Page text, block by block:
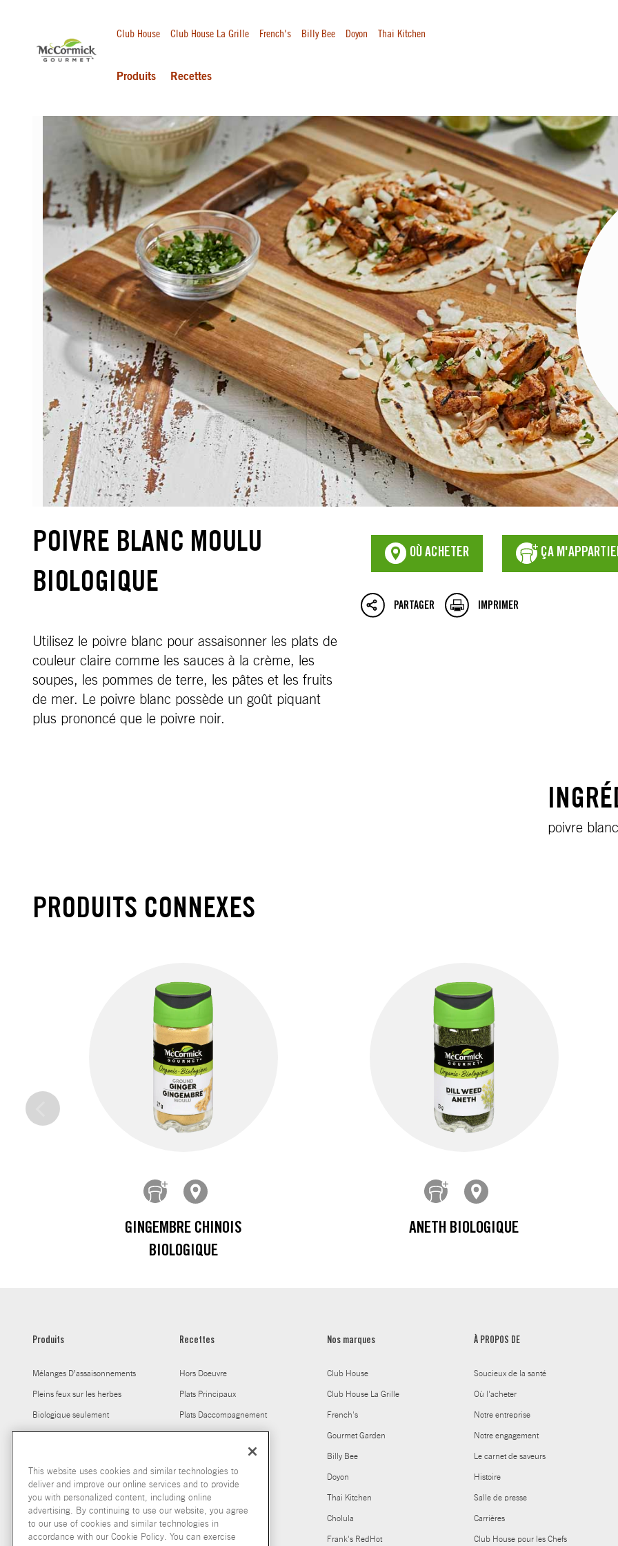
Club House Club House La Grille French's Billy Bee Doyon Thai Kitchen
Produits Recettes
POIVRE BLANC MOULU
BIOLOGIQUE
Utilisez le poivre blanc pour assaisonner les plats de
couleur claire comme les sauces à la crème, les
soupes, les pommes de terre, les pâtes et les fruits
de mer. Le poivre blanc possède un goût piquant
plus prononcé que le poivre noir.
OÙ ACHETER ÇA
PARTAGER IMPRIMER
poivre
PRODUITS CONNEXES
GINGEMBRE CHINOIS
BIOLOGIQUE
ANETH BIOLOGIQUE
Produits
Mélanges D’assaisonnements
Pleins feux sur les herbes
Biologique seulement
Recettes
Hors Doeuvre
Plats Principaux
Plats Daccompagnement
Nos marques
Club House
Club House La Grille
French's
Gourmet Garden
Billy Bee
Doyon
Thai Kitchen
Cholula
Frank's RedHot
À PROPOS DE
Soucieux de la santé
Où l'acheter
Notre entreprise
Notre engagement
Le carnet de saveurs
Histoire
Salle de presse
Carrières
Club House pour les Chefs
This website uses cookies and similar technologies to
deliver and improve our online services and to provide
you with personalized content, including online
advertising. By continuing to use our website, you agree
to our use of cookies and similar technologies in
accordance with our Cookie Policy. You can exercise